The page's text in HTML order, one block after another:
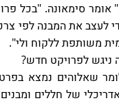
סימאונה. "בכל
לעצב את המבנה לפי
משותפת ללקוח ולי".
לפרויקט חדש?
שאלוהים נמצא
של חללים